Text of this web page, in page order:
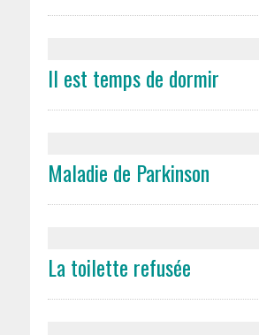
Il est temps de dormir
Maladie de Parkinson
La toilette refusée